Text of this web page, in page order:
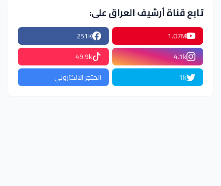
تابع قناة أرشيف العراق على:
1.07M
251K
4.1k
49.9k
1k
المتجر الالكتروني